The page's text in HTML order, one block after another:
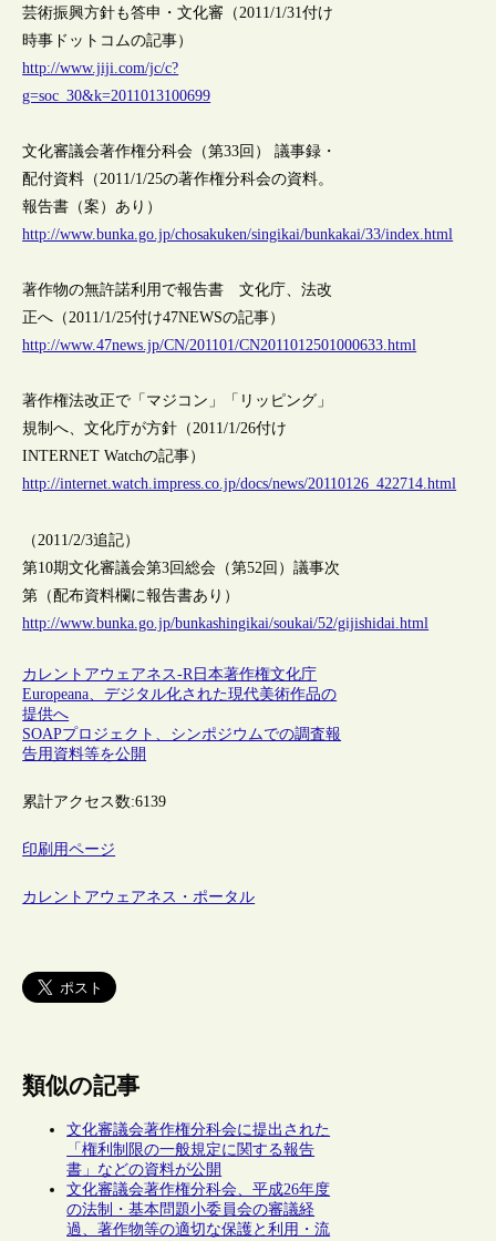
芸術振興方針も答申・文化審（2011/1/31付け
時事ドットコムの記事）
http://www.jiji.com/jc/c?
g=soc_30&k=2011013100699
文化審議会著作権分科会（第33回） 議事録・
配付資料（2011/1/25の著作権分科会の資料。
報告書（案）あり）
http://www.bunka.go.jp/chosakuken/singikai/bunkakai/33/index.html
著作物の無許諾利用で報告書 文化庁、法改
正へ（2011/1/25付け47NEWSの記事）
http://www.47news.jp/CN/201101/CN2011012501000633.html
著作権法改正で「マジコン」「リッピング」
規制へ、文化庁が方針（2011/1/26付け
INTERNET Watchの記事）
http://internet.watch.impress.co.jp/docs/news/20110126_422714.html
（2011/2/3追記）
第10期文化審議会第3回総会（第52回）議事次
第（配布資料欄に報告書あり）
http://www.bunka.go.jp/bunkashingikai/soukai/52/gijishidai.html
カレントアウェアネス-R 日本著作権文化庁
Europeana、デジタル化された現代美術作品の
提供へ
SOAPプロジェクト、シンポジウムでの調査報
告用資料等を公開
累計アクセス数:6139
印刷用ページ
カレントアウェアネス・ポータル
類似の記事
文化審議会著作権分科会に提出された
「権利制限の一般規定に関する報告
書」などの資料が公開
文化審議会著作権分科会、平成26年度
の法制・基本問題小委員会の審議経
過、著作物等の適切な保護と利用・流